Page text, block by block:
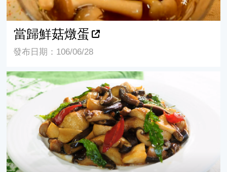
當歸鮮菇燉蛋
發布日期：106/06/28
當歸三杯雙菇--美食篇